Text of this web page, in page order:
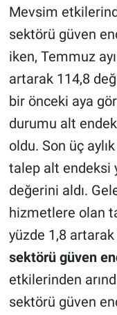
Mevsim
sektörü güven
iken, Temmuz
artarak 114,8
bir önceki aya
durumu alt
oldu. Son üç
talep alt endeksi
değerini aldı.
hizmetlere olan
yüzde 1,8
sektörü güven
etkilerinden
sektörü güven